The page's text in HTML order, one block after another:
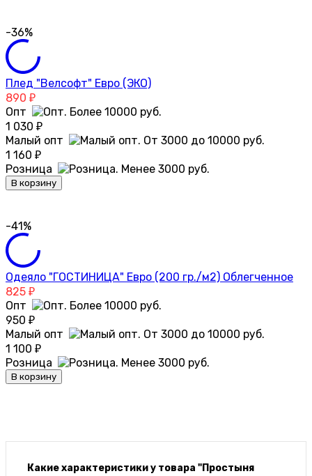
-36%
Плед "Велсофт" Евро (ЭКО)
890 ₽
Опт
1 030 ₽
Малый опт
1 160 ₽
Розница
В корзину
-41%
Одеяло "ГОСТИНИЦА" Евро (200 гр./м2) Облегченное
825 ₽
Опт
950 ₽
Малый опт
1 100 ₽
Розница
В корзину
Какие характеристики у товара "Простыня